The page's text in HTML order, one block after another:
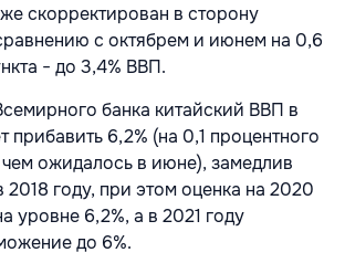
скорректирован в сторону
с октябрем и июнем на 0,6
− до 3,4% ВВП.
банка китайский ВВП в
прибавить 6,2% (на 0,1 процентного
ожидалось в июне), замедлив
2018 году, при этом оценка на 2020
уровне 6,2%, а в 2021 году
до 6%.